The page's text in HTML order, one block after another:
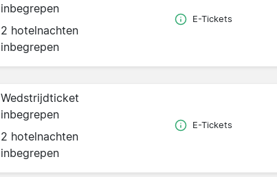
inbegrepen
2 hotelnachten
inbegrepen
E-Tickets
Wedstrijdticket
inbegrepen
2 hotelnachten
inbegrepen
E-Tickets